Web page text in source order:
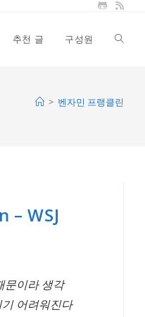
추천 글 구성원 Toggle
> 벤자민 프랭클린
– WSJ
문이라 생각
어려워진다